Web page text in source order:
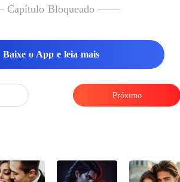
Bloqueado ——
Baixe o App e leia mais
Próximo